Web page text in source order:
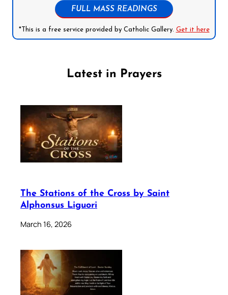
FULL MASS READINGS
*This is a free service provided by Catholic Gallery. Get it here
Latest in Prayers
The Stations of the Cross by Saint
Alphonsus Liguori
March 16, 2026